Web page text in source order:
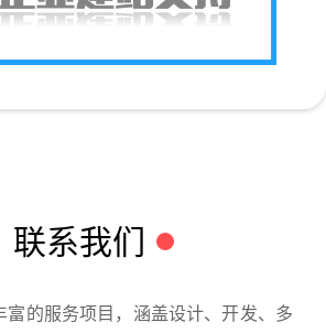
联系我们
富的服务项目，涵盖设计、开发、多